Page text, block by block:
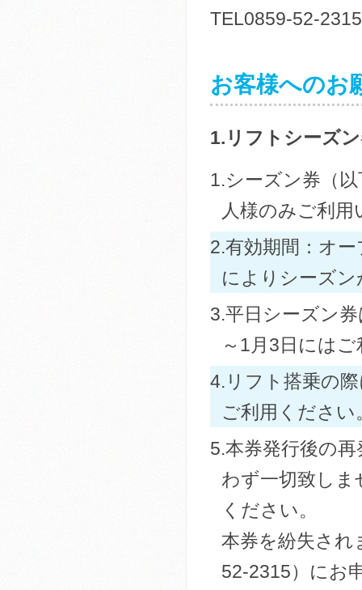
TEL0859-52-
お客様へのお
1.リフトシーズ
1.シーズン券（
人様のみご利
2.有効期間：オ
によりシーズ
3.平日シーズン
～1月3日には
4.リフト搭乗の
ご利用ください
5.本券発行後の
わず一切致し
ください。
本券を紛失され
52-2315）にお